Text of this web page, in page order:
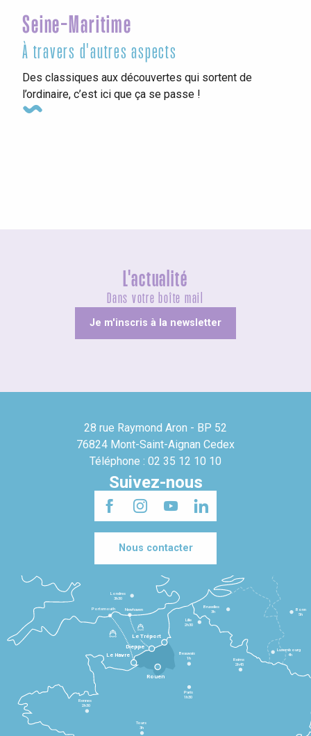
Seine-Maritime
À travers d'autres aspects
Des classiques aux découvertes qui sortent de
l’ordinaire, c’est ici que ça se passe !
L'actualité
Dans votre boîte mail
Je m'inscris à la newsletter
28 rue Raymond Aron - BP 52
76824 Mont-Saint-Aignan Cedex
Téléphone : 02 35 12 10 10
Suivez-nous
Nous contacter
Le Havre
Dieppe
Le Tréport
Rennes
2h30
Tours
3h
Paris
1h30
Beauvais
1h
Reims
2h45
Lille
2h30
Bruxelles
3h
Londres
3h30
Newhaven
Portsmouth
Bonn
5h
Luxembourg
4h
Rouen